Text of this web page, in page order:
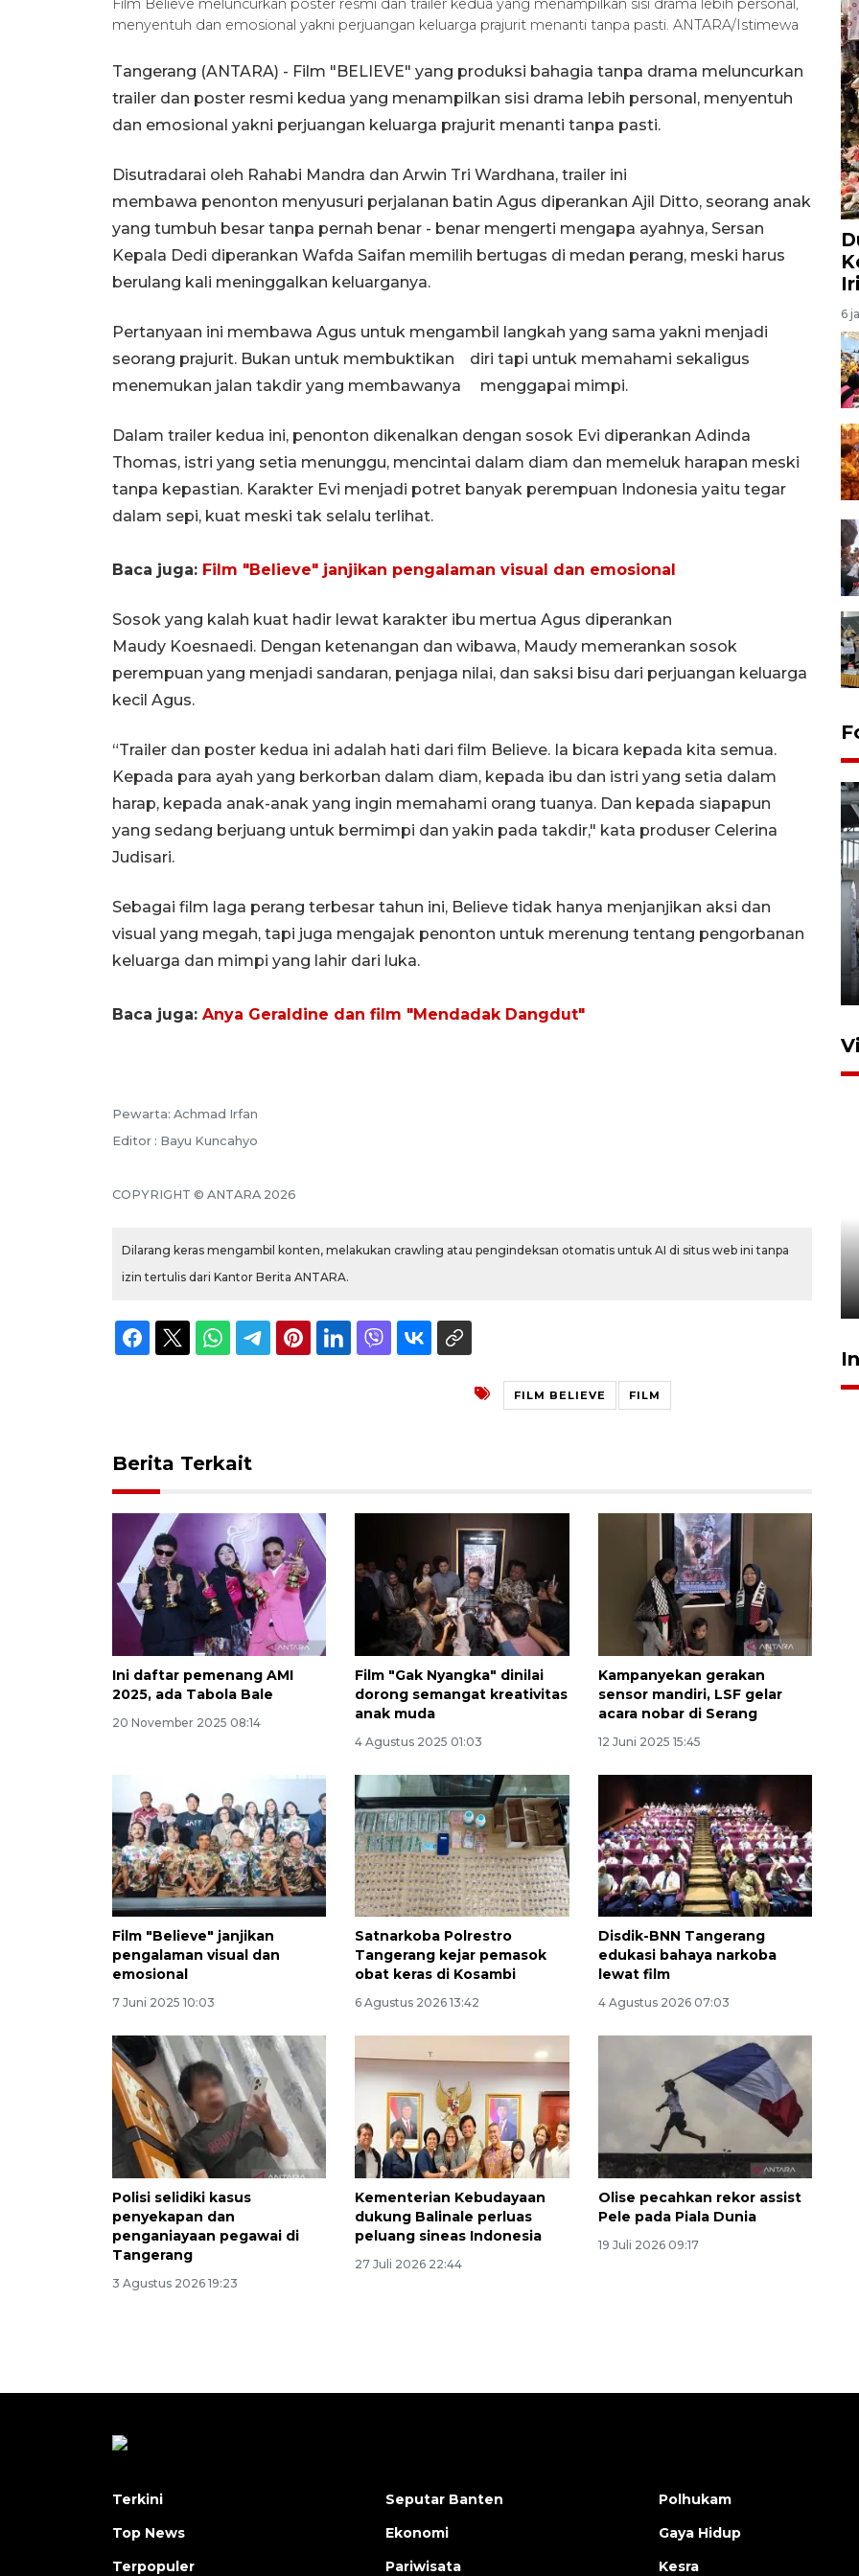
Film Believe meluncurkan poster resmi dan trailer kedua yang menampilkan sisi drama lebih personal,
menyentuh dan emosional yakni perjuangan keluarga prajurit menanti tanpa pasti. ANTARA/Istimewa
Tangerang (ANTARA) - Film "BELIEVE" yang produksi bahagia tanpa drama meluncurkan
trailer dan poster resmi kedua yang menampilkan sisi drama lebih personal, menyentuh
dan emosional yakni perjuangan keluarga prajurit menanti tanpa pasti.
Disutradarai oleh Rahabi Mandra dan Arwin Tri Wardhana, trailer ini
membawa penonton menyusuri perjalanan batin Agus diperankan Ajil Ditto, seorang anak
yang tumbuh besar tanpa pernah benar - benar mengerti mengapa ayahnya, Sersan
Kepala Dedi diperankan Wafda Saifan memilih bertugas di medan perang, meski harus
berulang kali meninggalkan keluarganya.
Pertanyaan ini membawa Agus untuk mengambil langkah yang sama yakni menjadi
seorang prajurit. Bukan untuk membuktikan diri tapi untuk memahami sekaligus
menemukan jalan takdir yang membawanya menggapai mimpi.
Dalam trailer kedua ini, penonton dikenalkan dengan sosok Evi diperankan Adinda
Thomas, istri yang setia menunggu, mencintai dalam diam dan memeluk harapan meski
tanpa kepastian. Karakter Evi menjadi potret banyak perempuan Indonesia yaitu tegar
dalam sepi, kuat meski tak selalu terlihat.
Baca juga: Film "Believe" janjikan pengalaman visual dan emosional
Sosok yang kalah kuat hadir lewat karakter ibu mertua Agus diperankan
Maudy Koesnaedi. Dengan ketenangan dan wibawa, Maudy memerankan sosok
perempuan yang menjadi sandaran, penjaga nilai, dan saksi bisu dari perjuangan keluarga
kecil Agus.
“Trailer dan poster kedua ini adalah hati dari film Believe. Ia bicara kepada kita semua.
Kepada para ayah yang berkorban dalam diam, kepada ibu dan istri yang setia dalam
harap, kepada anak-anak yang ingin memahami orang tuanya. Dan kepada siapapun
yang sedang berjuang untuk bermimpi dan yakin pada takdir," kata produser Celerina
Judisari.
Sebagai film laga perang terbesar tahun ini, Believe tidak hanya menjanjikan aksi dan
visual yang megah, tapi juga mengajak penonton untuk merenung tentang pengorbanan
keluarga dan mimpi yang lahir dari luka.
Baca juga: Anya Geraldine dan film "Mendadak Dangdut"
Pewarta: Achmad Irfan
Editor : Bayu Kuncahyo
COPYRIGHT © ANTARA 2026
Dilarang keras mengambil konten, melakukan crawling atau pengindeksan otomatis untuk AI di situs web ini tanpa
izin tertulis dari Kantor Berita ANTARA.
FILM BELIEVE FILM
Berita Terkait
Ini daftar pemenang AMI
2025, ada Tabola Bale
20 November 2025 08:14
Film "Gak Nyangka" dinilai
dorong semangat kreativitas
anak muda
4 Agustus 2025 01:03
Kampanyekan gerakan
sensor mandiri, LSF gelar
acara nobar di Serang
12 Juni 2025 15:45
Film "Believe" janjikan
pengalaman visual dan
emosional
7 Juni 2025 10:03
Satnarkoba Polrestro
Tangerang kejar pemasok
obat keras di Kosambi
6 Agustus 2026 13:42
Disdik-BNN Tangerang
edukasi bahaya narkoba
lewat film
4 Agustus 2026 07:03
Polisi selidiki kasus
penyekapan dan
penganiayaan pegawai di
Tangerang
3 Agustus 2026 19:23
Kementerian Kebudayaan
dukung Balinale perluas
peluang sineas Indonesia
27 Juli 2026 22:44
Olise pecahkan rekor assist
Pele pada Piala Dunia
19 Juli 2026 09:17
6
Kunjungan Lebaran di Rutan
potensi kerjasama di bidang
Ekonomi triwulan II-2026
tumbuh 5,29 persen
2026-08-06 18:45:00
Terkini
Top News
Terpopuler
Seputar Banten
Ekonomi
Pariwisata
Polhukam
Gaya Hidup
Kesra